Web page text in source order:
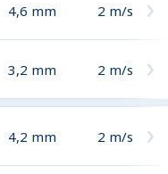
4,6 mm 2 m/s
3,2 mm 2 m/s
4,2 mm 2 m/s